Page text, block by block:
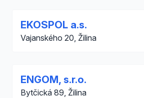
EKOSPOL a.s.
Vajanského 20, Žilina
ENGOM, s.r.o.
Bytčická 89, Žilina